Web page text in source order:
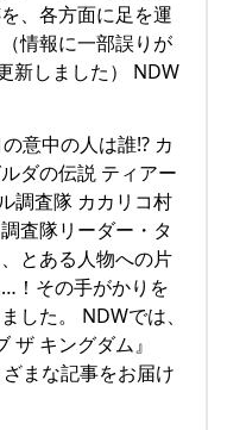
、各方面に足を運
情報に一部誤りが
新しました） NDW
意中の人は誰!? カ
ダの伝説 ティアー
調査隊 カカリコ村
査隊リーダー・タ
とある人物への片
！その手がかりを
した。 NDWでは、
ザ キングダム』
まな記事をお届け